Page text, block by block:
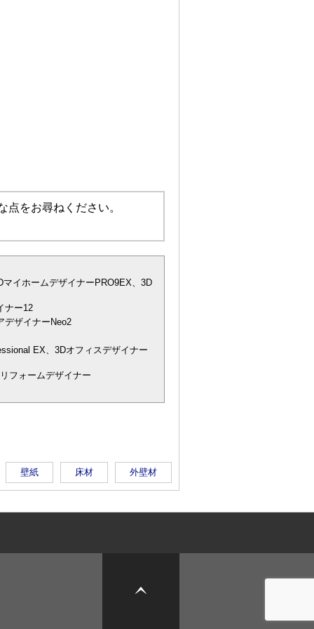
をお尋ねください。
イホームデザイナーPRO9EX、3D
ナー12
デザイナーNeo2
EX、3Dオフィスデザイナー
フォームデザイナー
壁紙 床材 外壁材